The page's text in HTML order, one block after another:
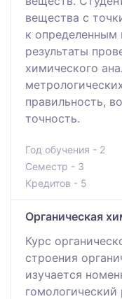
вещества с
к определенным
результаты
химического
правильность,
точность.
Год обучения - 2
Семестр - 3
Кредитов - 5
Органическая
Курс
строения
изучается